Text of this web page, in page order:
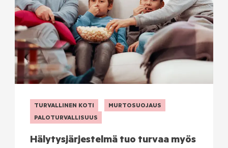
TURVALLINEN KOTI
MURTOSUOJAUS
PALOTURVALLISUUS
Hälytysjärjestelmä tuo turvaa myös